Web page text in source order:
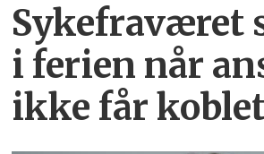
Sykefraværet
i ferien når
ikke får